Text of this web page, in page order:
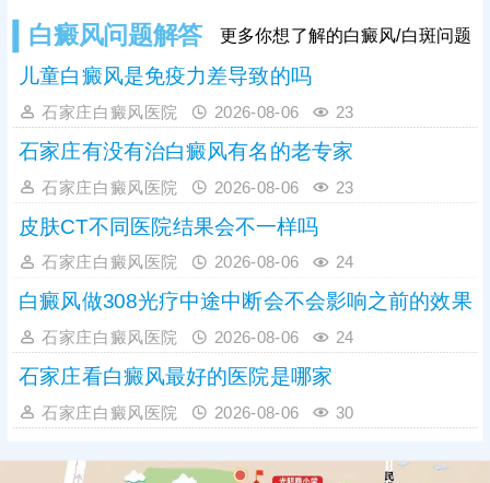
白癜风问题解答 更多你想了解的白癜风/白斑问题
儿童白癜风是免疫力差导致的吗
石家庄白癜风医院 2026-08-06 23
石家庄有没有治白癜风有名的老专家
石家庄白癜风医院 2026-08-06 23
皮肤CT不同医院结果会不一样吗
石家庄白癜风医院 2026-08-06 24
白癜风做308光疗中途中断会不会影响之前的效果
石家庄白癜风医院 2026-08-06 24
石家庄看白癜风最好的医院是哪家
石家庄白癜风医院 2026-08-06 30